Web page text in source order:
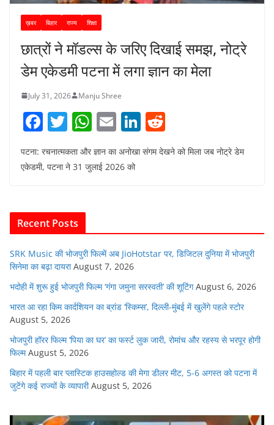
ख़बर बिहार राज्य शिक्षा
छात्रों ने मॉडल्स के जरिए दिखाई समझ, नोट्रे
डेम एकेडमी पटना में लगा ज्ञान का मेला
July 31, 2026 Manju Shree
F
c
o
o
k
T
itt
W
at
p
E
m
ai
Li
n
k
e
d
पटना: रचनात्मकता और ज्ञान का अनोखा संगम देखने को मिला जब नोट्रे डेम
एकेडमी, पटना ने 31 जुलाई 2026 को
Recent Posts
SRK Music की भोजपुरी फिल्में अब JioHotstar पर, डिजिटल दुनिया में भोजपुरी
सिनेमा का बढ़ा दायरा August 7, 2026
भदोही में शुरू हुई भोजपुरी फिल्म ‘गंगा जमुना सरस्वती’ की शूटिंग August 6, 2026
भारत आ रहा किम कार्दशियन का ब्रांड ‘स्किम्स’, दिल्ली-मुंबई में खुलेंगे पहले स्टोर
August 5, 2026
भोजपुरी हॉरर फिल्म ‘पिया का घर’ का फर्स्ट लुक जारी, रोमांच और रहस्य से भरपूर होगी
फिल्म August 5, 2026
बिहार में पहली बार प्लास्टिक हाउसहोल्ड की मेगा डीलर मीट, 5-6 अगस्त को पटना में
जुटेंगे कई राज्यों के व्यापारी August 5, 2026